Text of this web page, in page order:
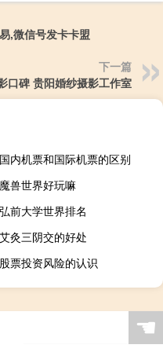
,微信号发卡卡盟
下一篇
口碑 贵阳婚纱摄影工作室
国内机票和国际机票的区别
魔兽世界好玩嘛
弘前大学世界排名
艾灸三阴交的好处
股票投资风险的认识
☚